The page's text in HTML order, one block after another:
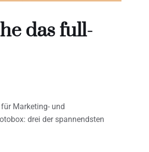
das full-
Marketing- und
drei der spannendsten